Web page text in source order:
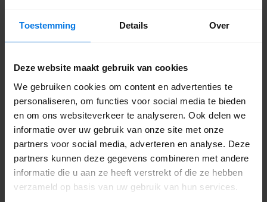
Toestemming Details Over
Deze website maakt gebruik van cookies
We gebruiken cookies om content en advertenties te
personaliseren, om functies voor social media te bieden
en om ons websiteverkeer te analyseren. Ook delen we
informatie over uw gebruik van onze site met onze
partners voor social media, adverteren en analyse. Deze
partners kunnen deze gegevens combineren met andere
informatie die u aan ze heeft verstrekt of die ze hebben
verzameld op basis van uw gebruik van hun services.
Gewoon zien, voelen en ervaren: dat doe je in onze
showtuin! Samen met één van onze adviseurs kun je
alle opties bekijken en vergelijken. De bestrating ligt
aan je voeten! Kom je snel langs?
Het adres is Stationsweg Oost 194c in
Woudenberg.